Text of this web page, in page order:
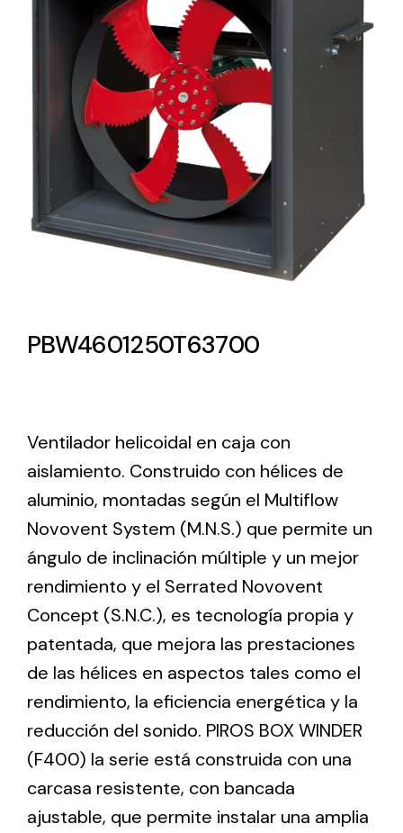
Lighting and Electrical
Equipment
Complete solutions in lighting and electrical
material for each project and need
Ventilation
The incorporation of Novovent into the group
meant a greater offer of ventilation products for
different uses
Iluminación Solar
Variedad de soluciones solares para todo tipo
de necesidades.
PBW4601250T63700
Ventilador helicoidal en caja con
aislamiento. Construido con hélices de
aluminio, montadas según el Multiflow
Novovent System (M.N.S.) que permite un
ángulo de inclinación múltiple y un mejor
rendimiento y el Serrated Novovent
Concept (S.N.C.), es tecnología propia y
patentada, que mejora las prestaciones
de las hélices en aspectos tales como el
rendimiento, la eficiencia energética y la
reducción del sonido. PIROS BOX WINDER
(F400) la serie está construida con una
carcasa resistente, con bancada
ajustable, que permite instalar una amplia